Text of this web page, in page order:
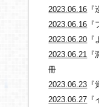
2023.06.16
2023.06.16
2023.06.20
2023.06.21
冊
2023.06.23
2023.06.27